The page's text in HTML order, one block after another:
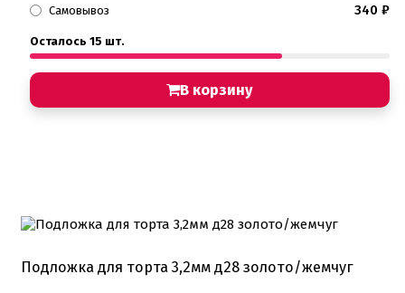
Самовывоз 340 ₽
Осталось 15 шт.
В корзину
Подложка для торта 3,2мм д28 золото/жемчуг